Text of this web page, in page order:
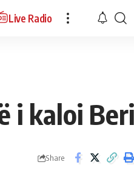
Live Radio
i kaloi
Share